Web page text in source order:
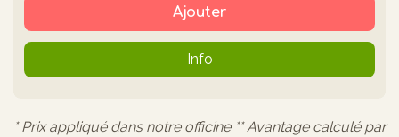
Ajouter
Info
* Prix appliqué dans notre officine ** Avantage calculé par